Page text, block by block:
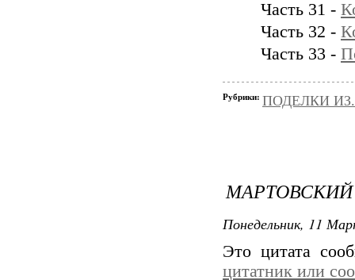
Часть 31 -
Часть 32 -
Часть 33 -
Рубрики: ПОДЕЛКИ
Понедельник, 11
Это цитата
цитатник или